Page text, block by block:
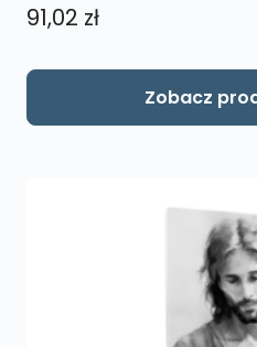
91,02 zł
Zobacz